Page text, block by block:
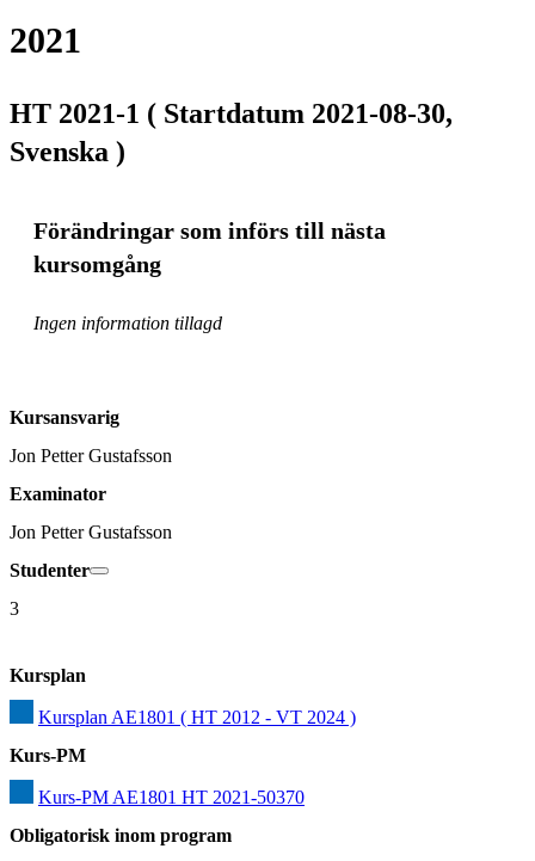
2021
HT 2021-1 ( Startdatum 2021-08-30,
Svenska )
Förändringar som införs till nästa
kursomgång
Ingen information tillagd
Kursansvarig
Jon Petter Gustafsson
Examinator
Jon Petter Gustafsson
Studenter
3
Kursplan
Kursplan AE1801 ( HT 2012 - VT 2024 )
Kurs-PM
Kurs-PM AE1801 HT 2021-50370
Obligatorisk inom program